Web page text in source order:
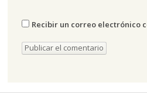
Recibir un correo electrónico